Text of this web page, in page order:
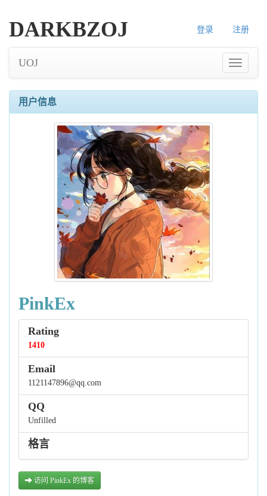
登录 注册
DARKBZOJ
UOJ
用户信息
PinkEx
Rating
1410
Email
1121147896@qq.com
QQ
Unfilled
格言
访问 PinkEx 的博客